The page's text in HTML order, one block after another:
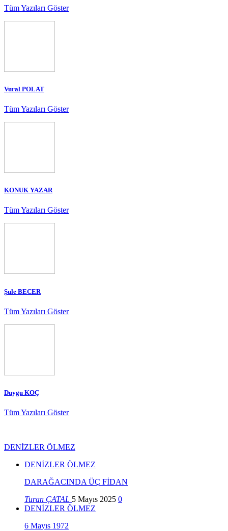
Tüm Yazıları Göster
Vural POLAT
Tüm Yazıları Göster
KONUK YAZAR
Tüm Yazıları Göster
Şule BECER
Tüm Yazıları Göster
Duygu KOÇ
Tüm Yazıları Göster
DENİZLER ÖLMEZ
DENİZLER ÖLMEZ
DARAĞACINDA ÜÇ FİDAN
Turan ÇATAL 5 Mayıs 2025 0
DENİZLER ÖLMEZ
6 Mayıs 1972